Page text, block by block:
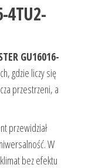
4TU2-
GU16016-
gdzie liczy się
przestrzeni, a
przewidział
W
bez efektu